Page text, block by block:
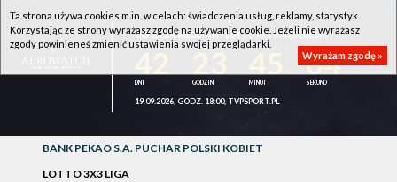
1KS ŚLĘZA WROCŁAW - LOTTO AZS UMCS LUBLIN
03
19.09.2026, GODZ. 18:00, TVPSPORT.PL
BANK PEKAO S.A. PUCHAR POLSKI KOBIET
LOTTO 3X3 LIGA
Ta strona używa cookies m.in. w celach: świadczenia usług, reklamy, statystyk.
Korzystając ze strony wyrażasz zgodę na używanie cookie. Jeżeli nie wyrażasz
zgody powinieneś zmienić ustawienia swojej przeglądarki.
Wyrażam zgodę »